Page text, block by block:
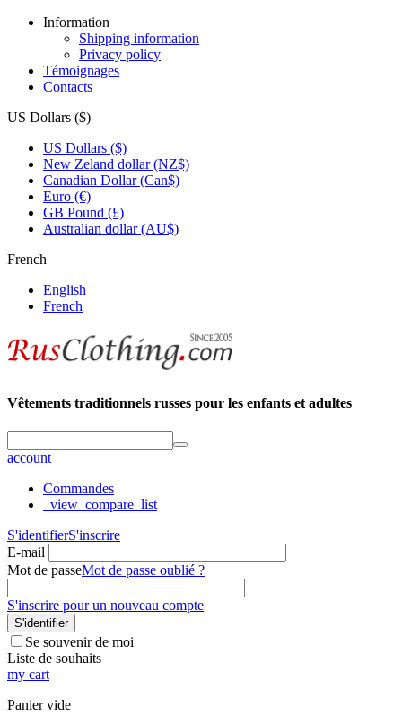
Information
Shipping information
Privacy policy
Témoignages
Contacts
US Dollars ($)
US Dollars ($)
New Zeland dollar (NZ$)
Canadian Dollar (Can$)
Euro (€)
GB Pound (£)
Australian dollar (AU$)
French
English
French
Vêtements traditionnels russes pour les enfants et adultes
account
Commandes
_view_compare_list
S'identifierS'inscrire
E-mail
Mot de passeMot de passe oublié ?
S'inscrire pour un nouveau compte
S'identifier
Se souvenir de moi
Liste de souhaits
my cart
Panier vide